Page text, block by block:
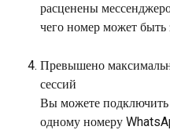
расценены
чего номер может
Превышено
сессий
Вы можете подключить
одному номеру